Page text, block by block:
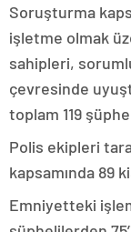
Soruşturma
işletme olmak
sahipleri,
çevresinde
toplam 119
Polis ekipleri
kapsamında 89
Emniyetteki